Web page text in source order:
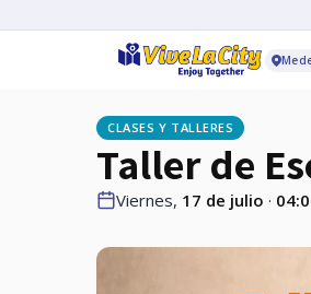
CLASES Y TALLERES
Taller de
Viernes, 17 de julio ·